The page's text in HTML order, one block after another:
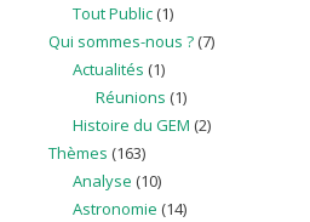
Tout Public(1)
Qui sommes-nous ? (7)
Actualités (1)
Réunions (1)
Histoire du GEM (2)
Thèmes (163)
Analyse (10)
Astronomie (14)